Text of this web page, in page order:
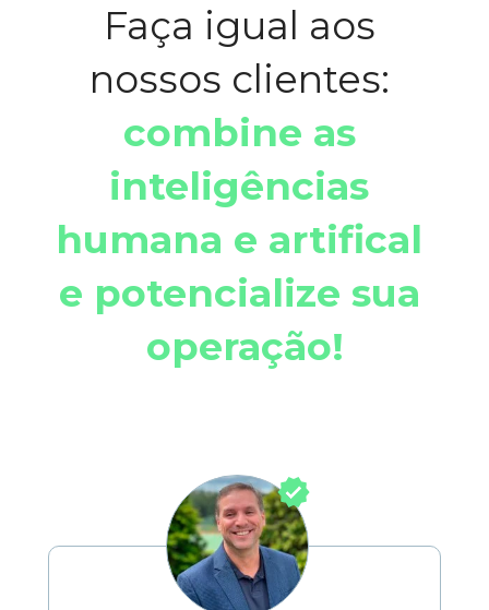
Faça igual aos
combine as
inteligências
humana e artifical
e potencialize sua
operação!